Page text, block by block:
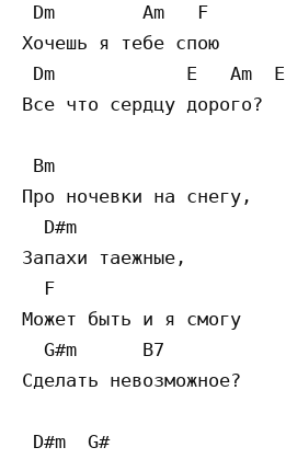
Dm        Am   F
Хочешь я тебе спою
Dm            E   Am  E
Все что сердцу дорого?
Bm
Про ночевки на снегу,
  D#m
Запахи таежные,
  F
Может быть и я смогу
  G#m      B7
Сделать невозможное?
D#m  G#